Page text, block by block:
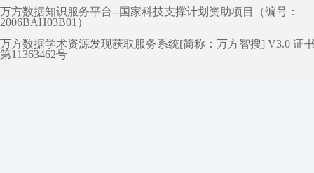
万方数据知识服务平台--国家科技支撑计划资助项目（编号：
2006BAH03B01）
万方数据学术资源发现获取服务系统[简称：万方智搜] V3.0 证
第11363462号